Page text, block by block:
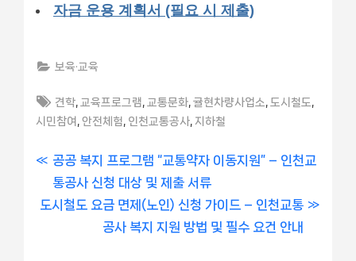
자금 운용 계획서 (필요 시 제출)
보육·교육
Tags:
견학 교육프로그램 교통문화 ,귤현차량사업소 도시철도
시민참여 안전체험 인천교통공사 지하철
글
내
P
r
e
공공 복지 프로그램 “교통약자 이동지원” – 인천교
통공사 신청 대상 및 제출 서류
N
도시철도 요금 면제(노인) 신청 가이드 – 인천교통
공사 복지 지원 방법 및 필수 요건 안내